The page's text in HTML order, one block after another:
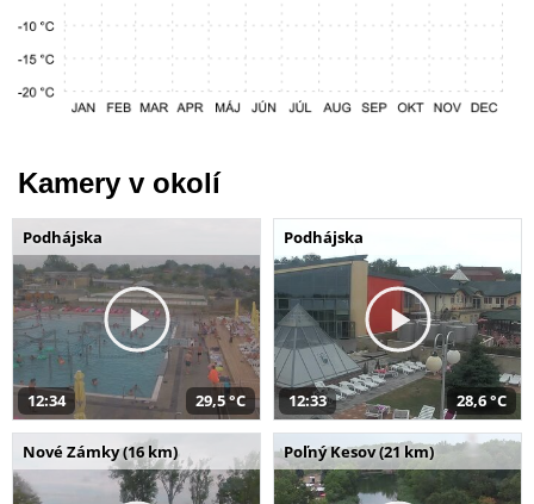
Kamery v okolí
Podhájska
12:34 29,5 °C
Podhájska
12:33 28,6 °C
Nové Zámky (16 km) Poľný Kesov (21 km)